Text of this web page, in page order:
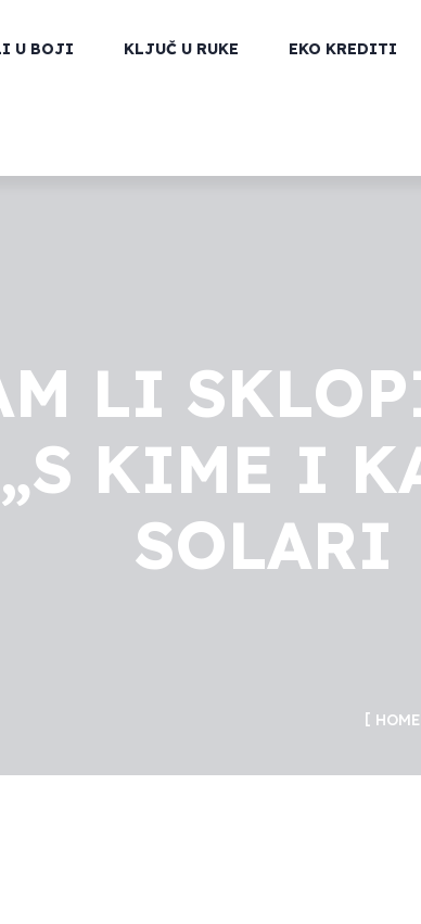
U BOJI KLJUČ U RUKE EKO KREDITI
LI
KIME I
SOLARI
HOME